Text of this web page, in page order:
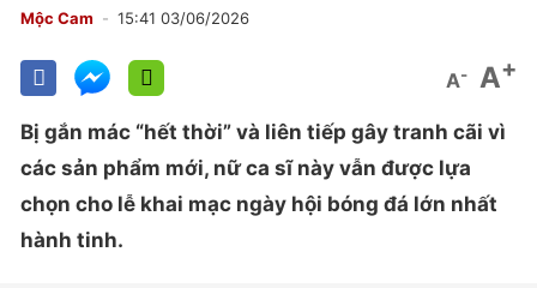
Mộc Cam 15:41 03/06/2026
A- A+
Bị gắn mác “hết thời” và liên tiếp gây tranh cãi vì
các sản phẩm mới, nữ ca sĩ này vẫn được lựa
chọn cho lễ khai mạc ngày hội bóng đá lớn nhất
hành tinh.